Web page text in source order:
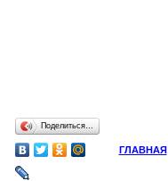
Поделиться…
ГЛАВНАЯ